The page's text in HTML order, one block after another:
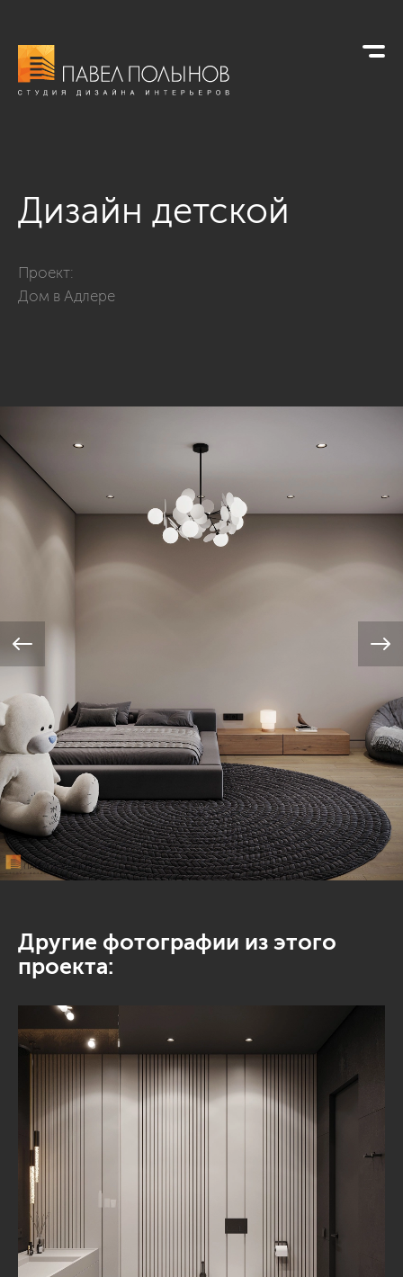
Дизайн детской
Проект:
Дом в Адлере
Другие фотографии из этого
проекта: